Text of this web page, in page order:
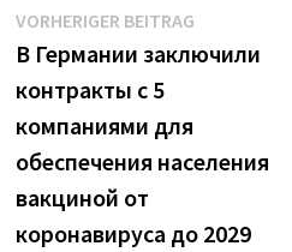
Beitrags-
Navigation
VORHERIGER BEITRAGVorheriger
Beitrag:
В Германии заключили
контракты с 5
компаниями для
обеспечения населения
вакциной от
коронавируса до 2029